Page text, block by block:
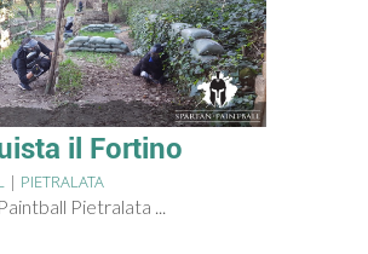
il Fortino
| PIETRALATA
Pietralata ...